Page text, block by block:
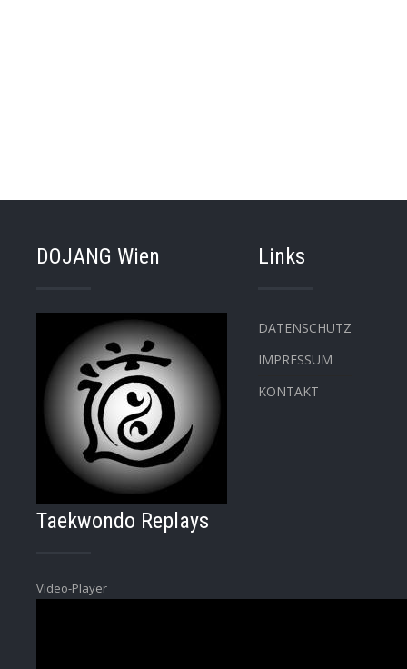
DOJANG Wien Links
DATENSCHUTZ
IMPRESSUM
KONTAKT
Taekwondo Replays
Video-Player